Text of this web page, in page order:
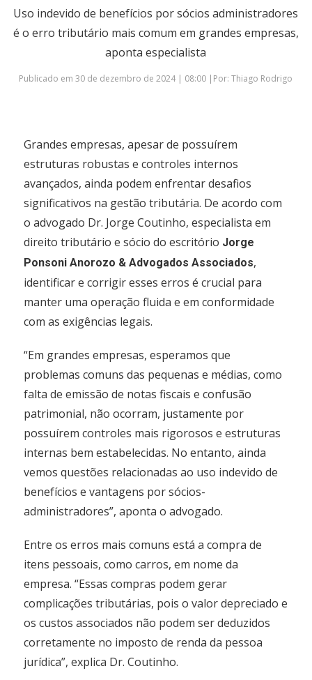
Uso indevido de benefícios por sócios administradores
é o erro tributário mais comum em grandes empresas,
aponta especialista
Publicado em 30 de dezembro de 2024 | 08:00 |Por: Thiago Rodrigo
Grandes empresas, apesar de possuírem
estruturas robustas e controles internos
avançados, ainda podem enfrentar desafios
significativos na gestão tributária. De acordo com
o advogado Dr. Jorge Coutinho, especialista em
direito tributário e sócio do escritório Jorge
Ponsoni Anorozo & Advogados Associados,
identificar e corrigir esses erros é crucial para
manter uma operação fluida e em conformidade
com as exigências legais.
“Em grandes empresas, esperamos que
problemas comuns das pequenas e médias, como
falta de emissão de notas fiscais e confusão
patrimonial, não ocorram, justamente por
possuírem controles mais rigorosos e estruturas
internas bem estabelecidas. No entanto, ainda
vemos questões relacionadas ao uso indevido de
benefícios e vantagens por sócios-
administradores”, aponta o advogado.
Entre os erros mais comuns está a compra de
itens pessoais, como carros, em nome da
empresa. “Essas compras podem gerar
complicações tributárias, pois o valor depreciado e
os custos associados não podem ser deduzidos
corretamente no imposto de renda da pessoa
jurídica”, explica Dr. Coutinho.